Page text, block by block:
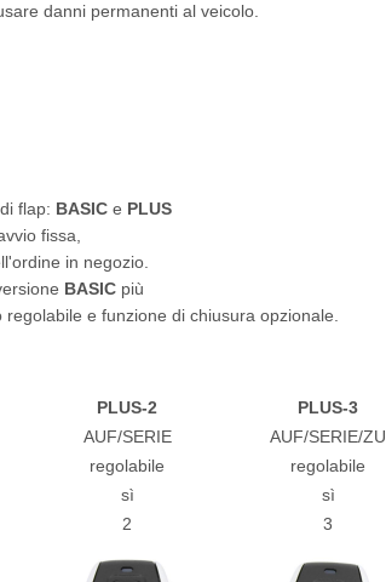
danni permanenti al veicolo.
flap: BASIC e PLUS
fissa,
in negozio.
BASIC più
e funzione di chiusura opzionale.
PLUS-2
PLUS-3
AUF/SERIE
AUF/SERIE/ZU
regolabile
regolabile
sì
sì
2 3